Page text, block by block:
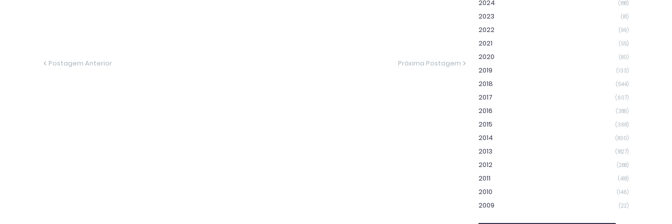
Postagem Anterior Próxima Postagem
2024 (188)
2023 (81)
2022 (99)
2021 (55)
2020 (80)
2019 (133)
2018 (544)
2017 (607)
2016 (389)
2015 (368)
2014 (800)
2013 (1827)
2012 (288)
2011 (418)
2010 (146)
2009 (22)